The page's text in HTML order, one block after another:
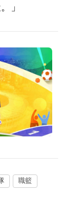
」
職籃